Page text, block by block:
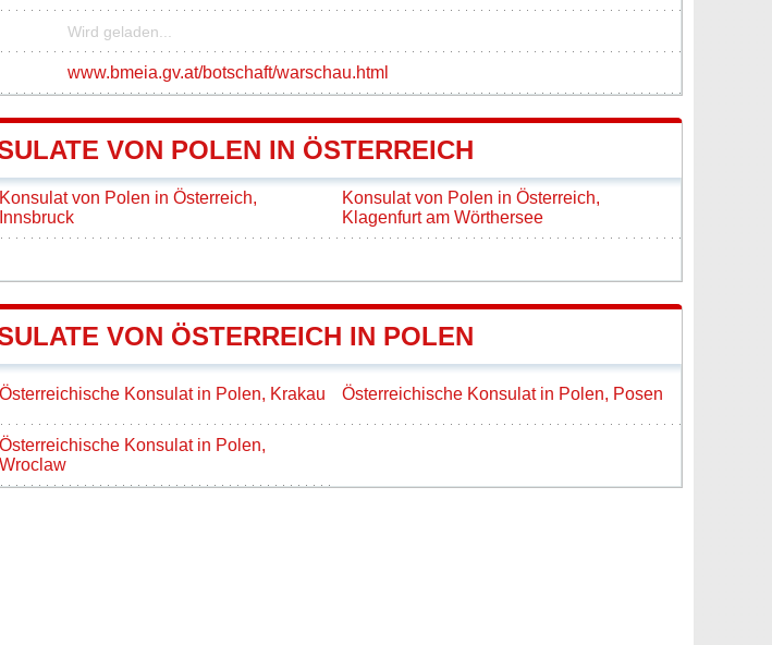
Wird geladen...
www.bmeia.gv.at/botschaft/warschau.html
VON POLEN IN ÖSTERREICH
Konsulat von Polen in Österreich,
Innsbruck
Konsulat von Polen in Österreich,
Klagenfurt am Wörthersee
VON ÖSTERREICH IN POLEN
Österreichische Konsulat in Polen, Krakau Österreichische Konsulat in Polen, Posen
Österreichische Konsulat in Polen,
Wroclaw